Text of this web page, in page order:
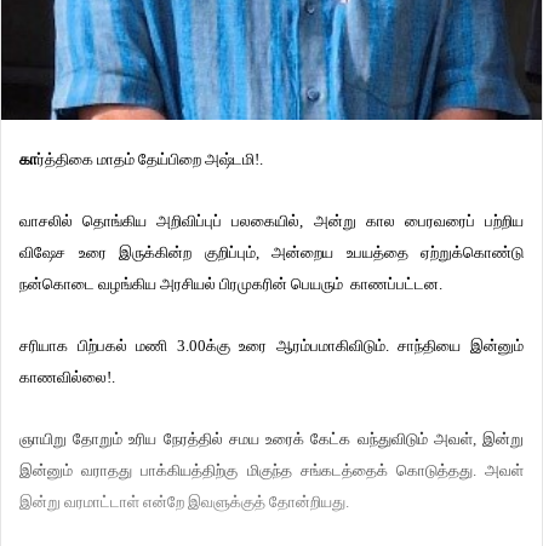
கார்த்திகை மாதம் தேய்பிறை அஷ்டமி!.
வாசலில் தொங்கிய அறிவிப்புப் பலகையில், அன்று கால பைரவரைப் பற்றிய
விஷேச உரை இருக்கின்ற குறிப்பும், அன்றைய உபயத்தை ஏற்றுக்கொண்டு
நன்கொடை வழங்கிய அரசியல் பிரமுகரின் பெயரும் காணப்பட்டன.
சரியாக பிற்பகல் மணி 3.00க்கு உரை ஆரம்பமாகிவிடும். சாந்தியை இன்னும்
காணவில்லை!.
ஞாயிறு தோறும் உரிய நேரத்தில் சமய உரைக் கேட்க வந்துவிடும் அவள், இன்று
இன்னும் வராதது பாக்கியத்திற்கு மிகுந்த சங்கடத்தைக் கொடுத்தது. அவள்
இன்று வரமாட்டாள் என்றே இவளுக்குத் தோன்றியது.